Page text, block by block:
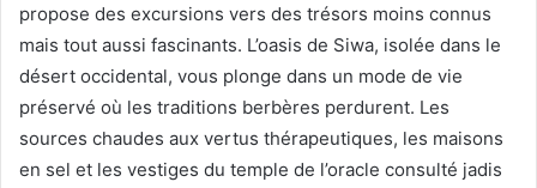
propose des excursions vers des trésors moins connus
mais tout aussi fascinants. L’oasis de Siwa, isolée dans le
désert occidental, vous plonge dans un mode de vie
préservé où les traditions berbères perdurent. Les
sources chaudes aux vertus thérapeutiques, les maisons
en sel et les vestiges du temple de l’oracle consulté jadis